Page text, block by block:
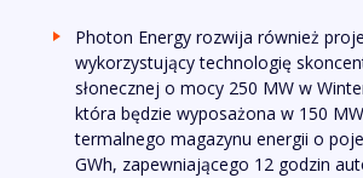
Photon Energy rozwija również
wykorzystujący technologię
słonecznej o mocy 250 MW w
która będzie wyposażona w 150
termalnego magazynu energii o
GWh, zapewniającego 12 godzin